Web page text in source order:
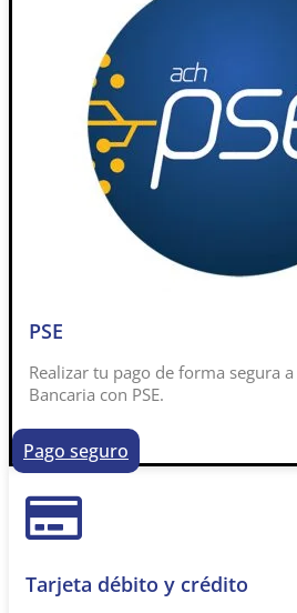
PSE
Realizar tu pago de forma segura
Bancaria con PSE.
Pago seguro
Tarjeta débito y crédito